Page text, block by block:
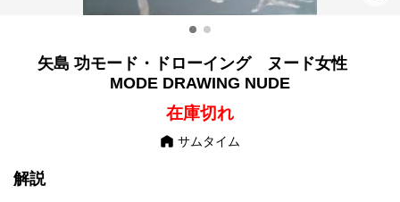
矢島 功モード・ドローイング ヌード女性
MODE DRAWING NUDE
在庫切れ
サムタイム
解説